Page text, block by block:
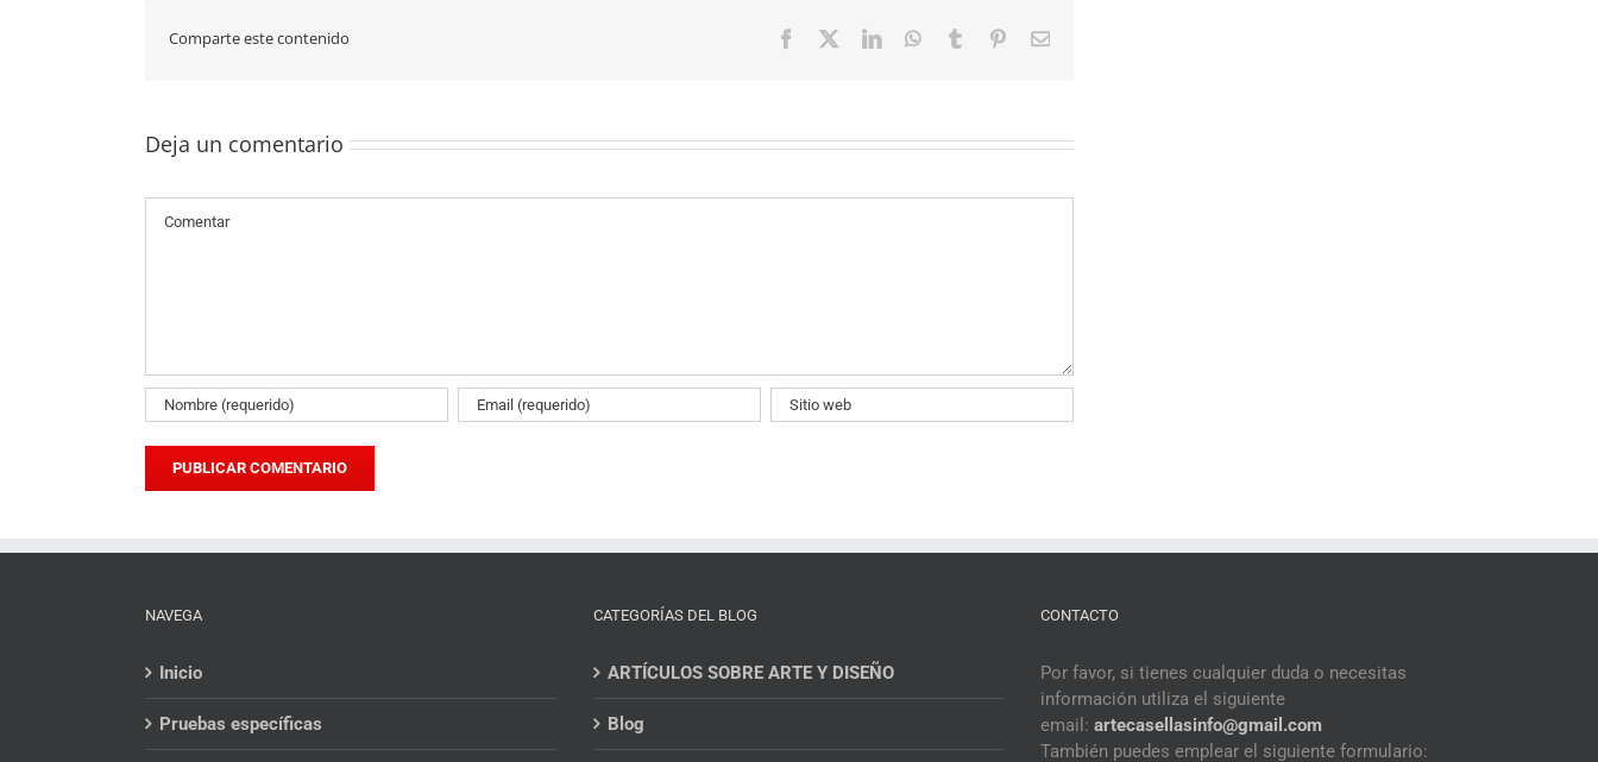
Comparte este contenido Facebook LinkedInWhatsApp
TumblrPinterestCorreo
Deja un comentario
NAVEGA
Inicio
Pruebas específicas
CATEGORÍAS DEL BLOG
ARTÍCULOS SOBRE ARTE Y DISEÑO
Blog
CONTACTO
Por favor, si tienes cualquier duda o necesitas
información utiliza el siguiente
email:artecasellasinfo@gmail.com
También puedes emplear el siguiente formulario: